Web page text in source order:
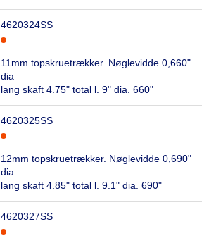
4620324SS
11mm topskruetrækker. Nøglevidde 0,660"
dia
lang skaft 4.75" total l. 9" dia. 660"
4620325SS
12mm topskruetrækker. Nøglevidde 0,690"
dia
lang skaft 4.85" total l. 9.1" dia. 690"
4620327SS